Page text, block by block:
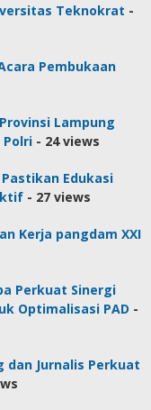
Teknokrat -
Pembukaan
Lampung
Polri - 24 views
Edukasi
- 27 views
Kerja pangdam XXI
Perkuat Sinergi
Optimalisasi PAD -
dan Jurnalis Perkuat